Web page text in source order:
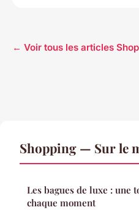
← Voir tous les articles
Shopping — Sur le
Les bagues de luxe : une
chaque moment